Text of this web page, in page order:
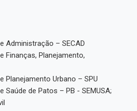
Administração – SECAD
Finanças, Planejamento,
Planejamento Urbano – SPU
Saúde de Patos – PB - SEMUSA;